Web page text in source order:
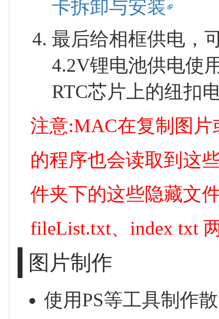
卡拆卸与安装
最后给相框供电，
4.2V锂电池供电使
RTC芯片上的纽扣
注意:MAC在复制图
的程序也会读取到这
件夹下的这些隐藏文
fileList.txt、index txt
图片制作
使用PS等工具制作